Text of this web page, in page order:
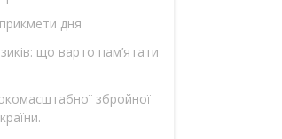
дня
що варто пам’ятати
збройної